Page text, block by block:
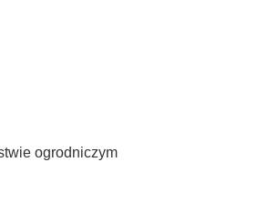
ogrodniczym